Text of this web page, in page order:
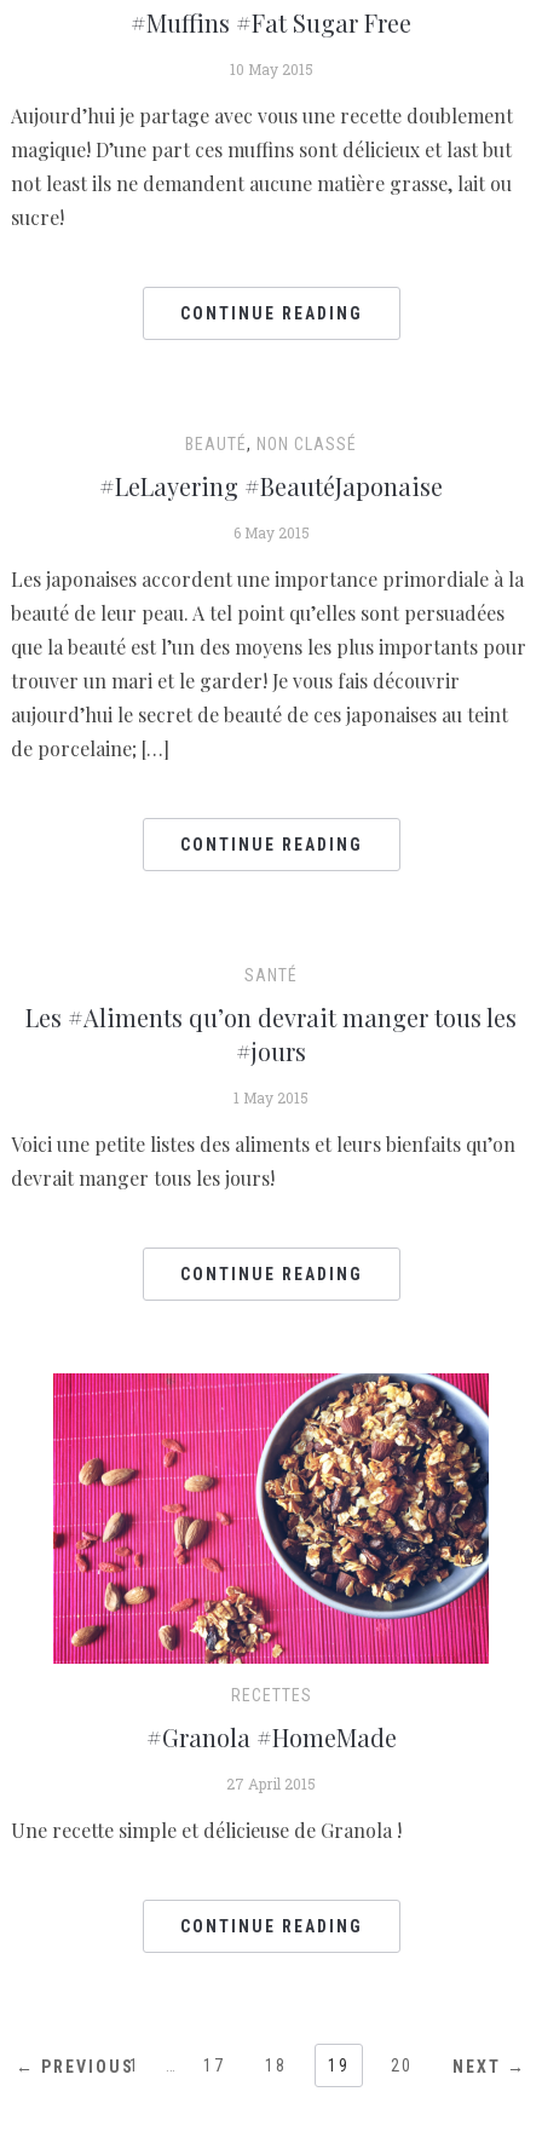
#Muffins #Fat Sugar Free
10 May 2015
Aujourd’hui je partage avec vous une recette doublement
magique! D’une part ces muffins sont délicieux et last but
not least ils ne demandent aucune matière grasse, lait ou
sucre!
CONTINUE READING
BEAUTÉ, NON CLASSÉ
#LeLayering #BeautéJaponaise
6 May 2015
Les japonaises accordent une importance primordiale à la
beauté de leur peau. A tel point qu’elles sont persuadées
que la beauté est l’un des moyens les plus importants pour
trouver un mari et le garder! Je vous fais découvrir
aujourd’hui le secret de beauté de ces japonaises au teint
de porcelaine; […]
CONTINUE READING
SANTÉ
Les #Aliments qu’on devrait manger tous les
#jours
1 May 2015
Voici une petite listes des aliments et leurs bienfaits qu’on
devrait manger tous les jours!
CONTINUE READING
RECETTES
#Granola #HomeMade
27 April 2015
Une recette simple et délicieuse de Granola !
CONTINUE READING
← PREVIOUS1 17 18 19 20 NEXT →